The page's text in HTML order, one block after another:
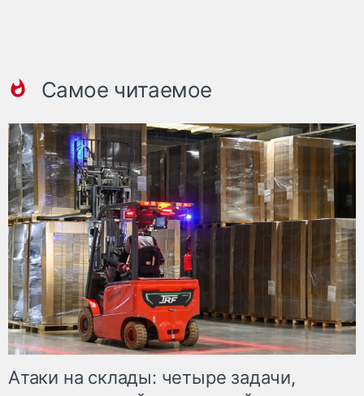
Самое читаемое
Атаки на склады: четыре задачи,